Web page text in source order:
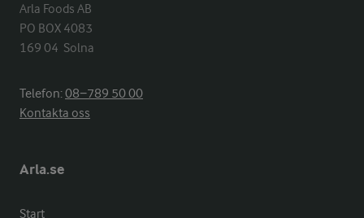
Arla Foods AB
PO BOX 4083
169 04  Solna
Telefon:08−789 50 00
Kontakta oss
Arla.se
Start